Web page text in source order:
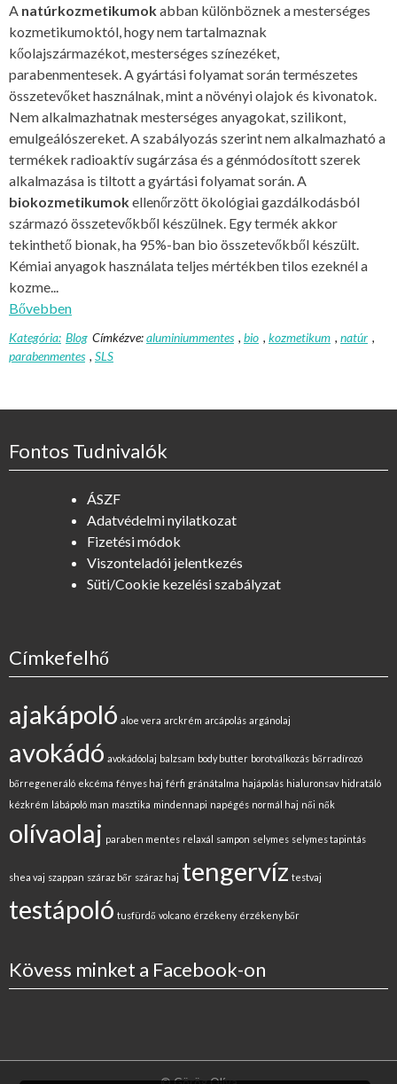
A natúrkozmetikumokabban különböznek a mesterséges
kozmetikumoktól, hogy nem tartalmaznak
kőolajszármazékot, mesterséges színezéket,
parabenmentesek. A gyártási folyamat során természetes
összetevőket használnak, mint a növényi olajok és kivonatok.
Nem alkalmazhatnak mesterséges anyagokat, szilikont,
emulgeálószereket. A szabályozás szerint nem alkalmazható a
termékek radioaktív sugárzása és a génmódosított szerek
alkalmazása is tiltott a gyártási folyamat során. A
biokozmetikumokellenőrzött ökológiai gazdálkodásból
származó összetevőkből készülnek. Egy termék akkor
tekinthető bionak, ha 95%-ban bio összetevőkből készült.
Kémiai anyagok használata teljes mértékben tilos ezeknél a
kozme...
Bővebben
Kategória: Blog Címkézve:aluminiummentes , bio , kozmetikum , natúr ,
parabenmentes , SLS
Fontos Tudnivalók
ÁSZF
Adatvédelmi nyilatkozat
Fizetési módok
Viszonteladói jelentkezés
Süti/Cookie kezelési szabályzat
Címkefelhő
ajakápoló aloe vera arckrém arcápolás argánolaj
avokádó avokádóolaj balzsam body butter borotválkozás bőrradírozó
bőrregeneráló ekcéma fényes haj férfi gránátalma hajápolás hialuronsav hidratáló
kézkrém lábápoló man masztika mindennapi napégés normál haj női nők
olívaolaj paraben mentes relaxál sampon selymes selymes tapintás
shea vaj szappan száraz bőr száraz haj tengervíz testvaj
testápoló tusfürdő volcano érzékeny érzékeny bőr
Kövess minket a Facebook-on